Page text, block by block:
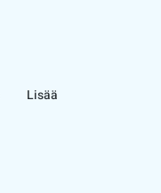
Lisää